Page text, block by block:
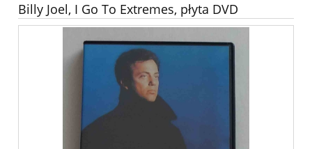
Billy Joel, I Go To Extremes, płyta DVD